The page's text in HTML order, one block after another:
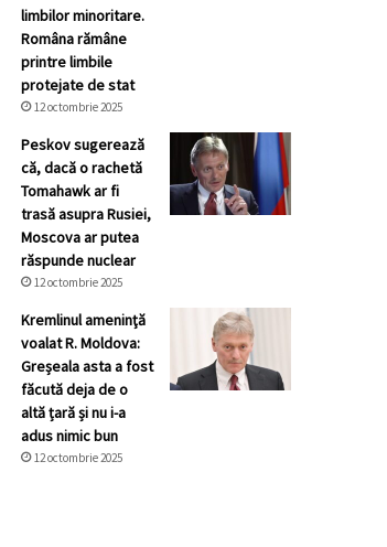
limbilor minoritare.
Româna rămâne
printre limbile
protejate de stat
12 octombrie 2025
Peskov sugerează
că, dacă o rachetă
Tomahawk ar fi
trasă asupra Rusiei,
Moscova ar putea
răspunde nuclear
12 octombrie 2025
Kremlinul ameninţă
voalat R. Moldova:
Greșeala asta a fost
făcută deja de o
altă țară și nu i-a
adus nimic bun
12 octombrie 2025